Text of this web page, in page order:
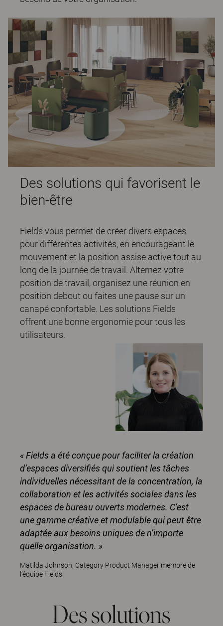
Des solutions qui favorisent le
bien-être
Fields vous permet de créer divers espaces
pour différentes activités, en encourageant le
mouvement et la position assise active tout au
long de la journée de travail. Alternez votre
position de travail, organisez une réunion en
position debout ou faites une pause sur un
canapé confortable. Les solutions Fields
offrent une bonne ergonomie pour tous les
utilisateurs.
« Fields a été conçue pour faciliter la création
d’espaces diversifiés qui soutient les tâches
individuelles nécessitant de la concentration, la
collaboration et les activités sociales dans les
espaces de bureau ouverts modernes. C’est
une gamme créative et modulable qui peut être
adaptée aux besoins uniques de n’importe
quelle organisation. »
Matilda Johnson, Category Product Manager membre de
l’équipe Fields
Des solutions